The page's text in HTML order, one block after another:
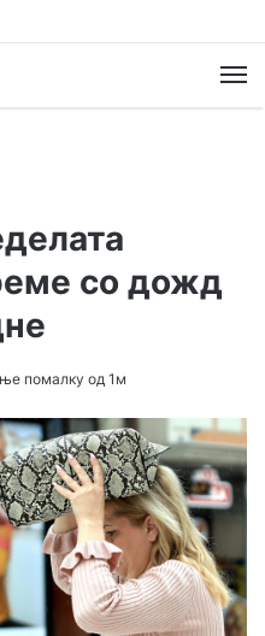
со дожд
помалку од 1м